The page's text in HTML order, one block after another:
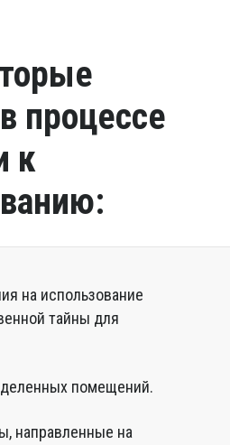
процессе
к
на использование
тайны для
помещений.
направленные на